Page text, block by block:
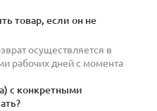
товар, если он не
осуществляется в
рабочих дней с момента
с конкретными